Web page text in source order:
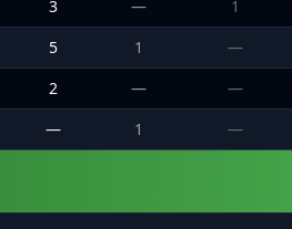
3 — 1
5 1 —
2 — —
— 1 —